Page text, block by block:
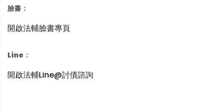
臉書：
開啟法輔臉書專頁
Line：
開啟法輔Line@討債諮詢